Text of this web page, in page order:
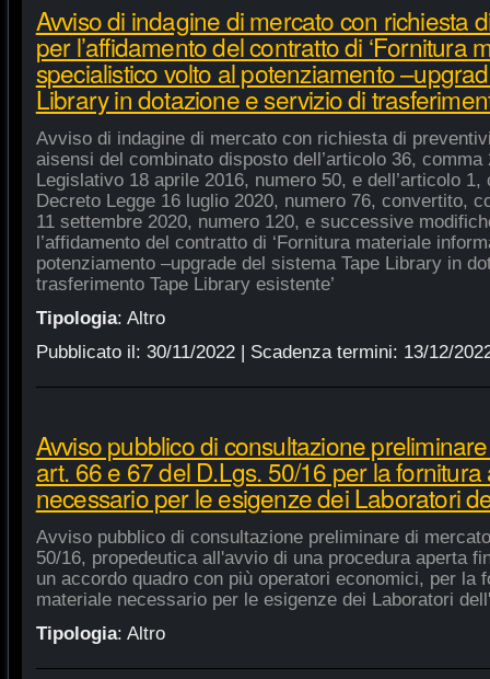
Avviso di indagine di mercato con richiesta
per l’affidamento del contratto di ‘Fornitura
specialistico volto al potenziamento
Library in dotazione e servizio di
Avviso di indagine di mercato con richiesta di
aisensi del combinato disposto dell’articolo 36,
Legislativo 18 aprile 2016, numero 50, e dell’articolo
Decreto Legge 16 luglio 2020, numero 76, convertito,
11 settembre 2020, numero 120, e successive
l’affidamento del contratto di ‘Fornitura materiale
potenziamento –upgrade del sistema Tape Library in
trasferimento Tape Library esistente’
Tipologia: Altro
Pubblicato il: 30/11/2022| Scadenza termini: 13/12/
Avviso pubblico di consultazione
art. 66 e 67 del D.Lgs. 50/16 per la
necessario per le esigenze dei Laboratori
Avviso pubblico di consultazione preliminare di
50/16, propedeutica all'avvio di una procedura aperta
un accordo quadro con più operatori economici, per la
materiale necessario per le esigenze dei Laboratori
Tipologia: Altro